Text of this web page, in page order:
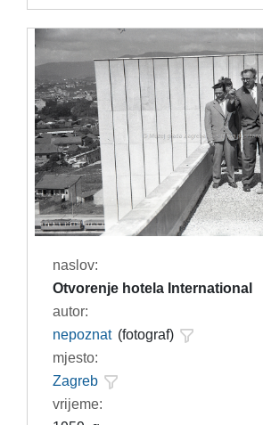
naslov:
Otvorenje hotela International
autor:
nepoznat (fotograf)
mjesto:
Zagreb
vrijeme: